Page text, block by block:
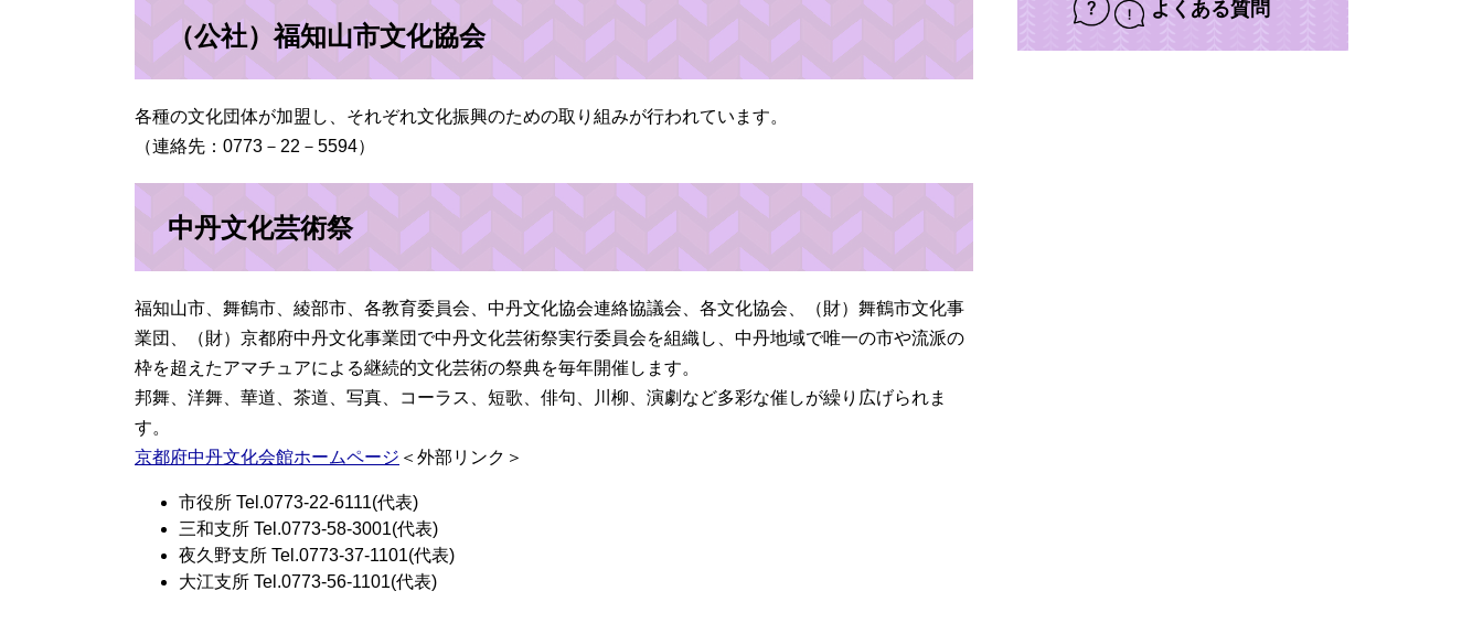
（公社）福知山市文化協会
各種の文化団体が加盟し、それぞれ文化振興のための取り組みが行われています。
（連絡先：0773－22－5594）
中丹文化芸術祭
福知山市、舞鶴市、綾部市、各教育委員会、中丹文化協会連絡協議会、各文化協会、（財）舞鶴市文化事
業団、（財）京都府中丹文化事業団で中丹文化芸術祭実行委員会を組織し、中丹地域で唯一の市や流派の
枠を超えたアマチュアによる継続的文化芸術の祭典を毎年開催します。
邦舞、洋舞、華道、茶道、写真、コーラス、短歌、俳句、川柳、演劇など多彩な催しが繰り広げられま
す。
京都府中丹文化会館ホームページ ＜外部リンク＞
市役所 Tel.0773-22-6111(代表)
三和支所 Tel.0773-58-3001(代表)
夜久野支所 Tel.0773-37-1101(代表)
大江支所 Tel.0773-56-1101(代表)
よくある質問